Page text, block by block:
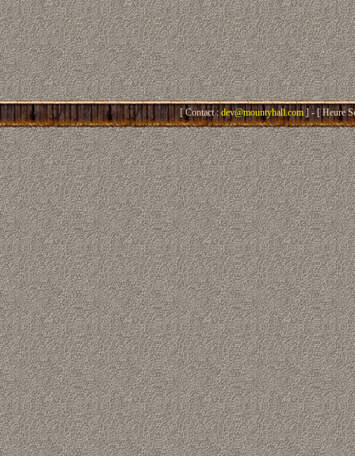
[ Contact : dev@mountyhall.com ] - [ Heure